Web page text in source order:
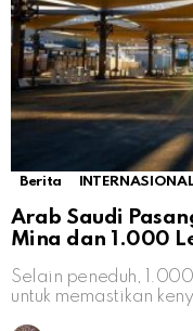
Berita
Arab Saudi
Mina dan 1.000
Selain peneduh,
untuk memastikan